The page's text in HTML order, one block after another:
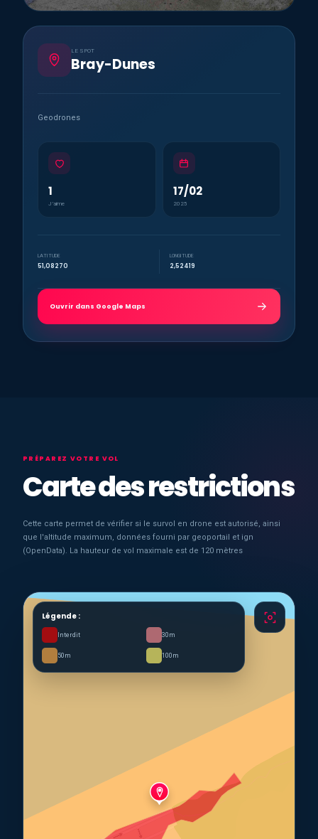
LE SPOT
Bray-Dunes
Geodrones
1
J’aime
17/02
2025
LATITUDE
51,08270
LONGITUDE
2,52419
Ouvrir dans Google Maps
PRÉPAREZ VOTRE VOL
Carte des restrictions
Cette carte permet de vérifier si le survol en drone est autorisé, ainsi
que l'altitude maximum, données fourni par geoportail et ign
(OpenData). La hauteur de vol maximale est de 120 mètres
Légende :
Interdit 30m
50m 100m